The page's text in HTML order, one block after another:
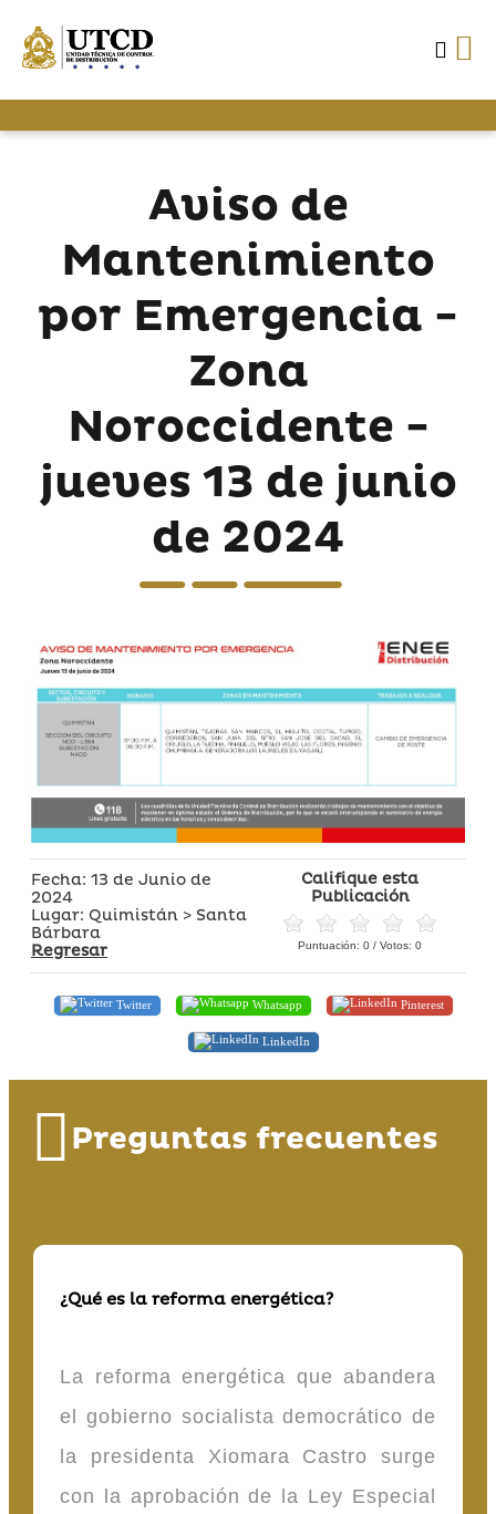
Aviso de
Mantenimiento
por Emergencia -
Zona
Noroccidente -
jueves 13 de junio
de 2024
Fecha: 13 de Junio de
2024
Lugar: Quimistán > Santa
Bárbara
Regresar
Califique esta
Publicación
Puntuación: 0 / Votos: 0
Twitter Whatsapp Pinterest
LinkedIn
Preguntas frecuentes
¿Qué es la reforma energética?
La reforma energética que abandera
el gobierno socialista democrático de
la presidenta Xiomara Castro surge
con la aprobación de la Ley Especial